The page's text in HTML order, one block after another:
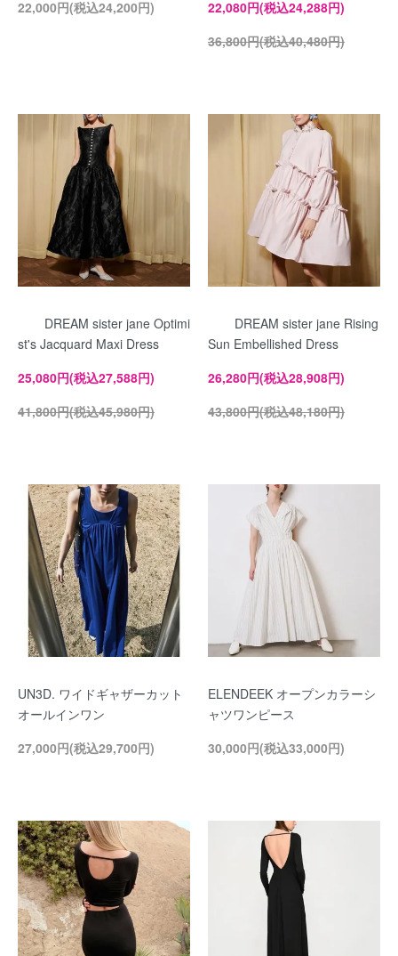
22,000円(税込24,200円)
22,080円(税込24,288円)
36,800円(税込40,480円)
DREAM sister jane Optimi
st's Jacquard Maxi Dress
25,080円(税込27,588円)
41,800円(税込45,980円)
DREAM sister jane Rising
Sun Embellished Dress
26,280円(税込28,908円)
43,800円(税込48,180円)
UN3D. ワイドギャザーカット
オールインワン
27,000円(税込29,700円)
ELENDEEK オープンカラーシ
ャツワンピース
30,000円(税込33,000円)